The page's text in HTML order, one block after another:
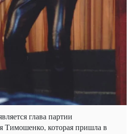
глава партии
которая пришла в